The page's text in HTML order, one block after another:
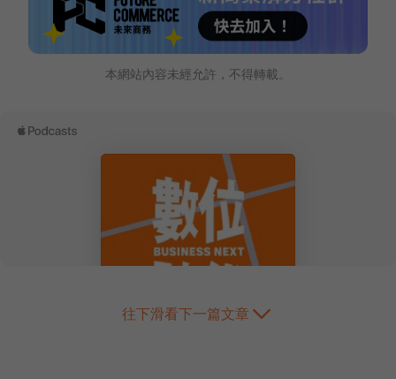
本網站內容未經允許，不得轉載。
往下滑看下一篇文章